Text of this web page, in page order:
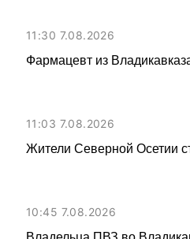
11:30 7.08.2026
Фармацевт из
11:03 7.08.2026
Жители Северной Осетии
10:45 7.08.2026